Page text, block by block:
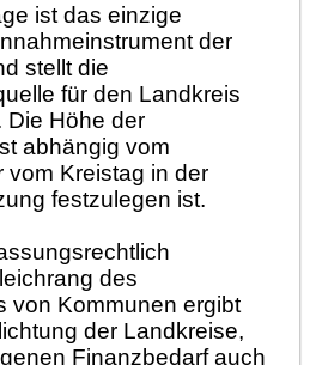
ist das einzige
der
stellt die
für den Landkreis
Die Höhe der
abhängig vom
vom Kreistag in der
festzulegen ist.
des
von Kommunen ergibt
der Landkreise,
Finanzbedarf auch